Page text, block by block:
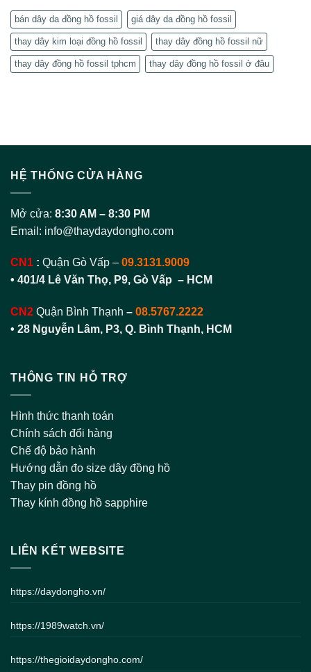
bán dây da đồng hồ fossil giá dây da đồng hồ fossil
thay dây kim loại đồng hồ fossil thay dây đồng hồ fossil nữ
thay dây đồng hồ fossil tphcm thay dây đồng hồ fossil ở đâu
HỆ THỐNG CỬA HÀNG
Mở cửa: 8:30 AM – 8:30 PM
Email: info@thaydaydongho.com
CN1 : Quận Gò Vấp – 09.3131.9009
• 401/4 Lê Văn Thọ, P9, Gò Vấp – HCM
CN2 Quận Bình Thạnh – 08.5767.2222
• 28 Nguyễn Lâm, P3, Q. Bình Thạnh, HCM
THÔNG TIN HỖ TRỢ
Hình thức thanh toán
Chính sách đổi hàng
Chế độ bảo hành
Hướng dẫn đo size dây đồng hồ
Thay pin đồng hồ
Thay kính đồng hồ sapphire
LIÊN KẾT WEBSITE
https://daydongho.vn/
https://1989watch.vn/
https://thegioidaydongho.com/